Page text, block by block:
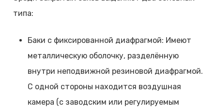
типа:
Баки с фиксированной диафрагмой: Имеют
металлическую оболочку, разделённую
внутри неподвижной резиновой диафрагмой.
С одной стороны находится воздушная
камера (с заводским или регулируемым